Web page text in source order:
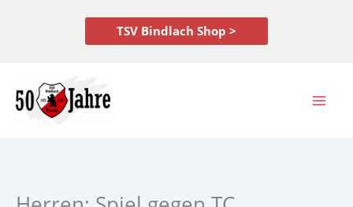
TSV Bindlach Shop >